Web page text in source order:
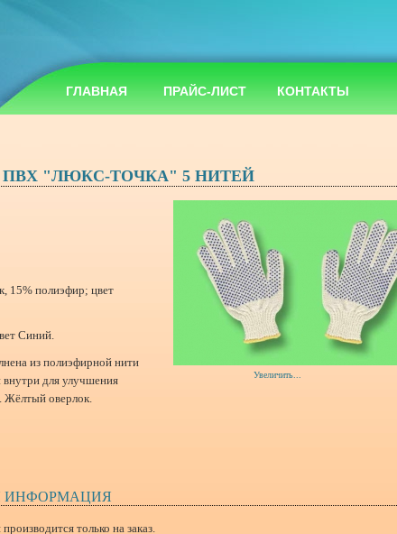
ГЛАВНАЯ ПРАЙС-ЛИСТ КОНТАКТЫ
ПВХ "ЛЮКС-ТОЧКА" 5 НИТЕЙ
Увеличить...
15% полиэфир; цвет
Синий.
из полиэфирной нити
внутри для улучшения
Жёлтый оверлок.
ИНФОРМАЦИЯ
только на заказ.